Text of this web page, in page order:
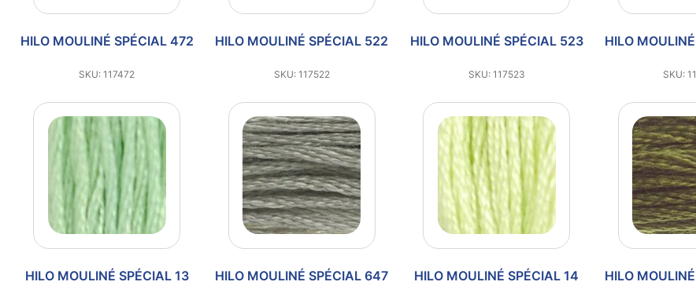
HILO MOULINÉ SPÉCIAL 472
SKU: 117472
HILO MOULINÉ SPÉCIAL 522
SKU: 117522
HILO MOULINÉ SPÉCIAL 523
SKU: 117523
HILO
SKU:
HILO MOULINÉ SPÉCIAL 13 HILO MOULINÉ SPÉCIAL 647 HILO MOULINÉ SPÉCIAL 14 HILO